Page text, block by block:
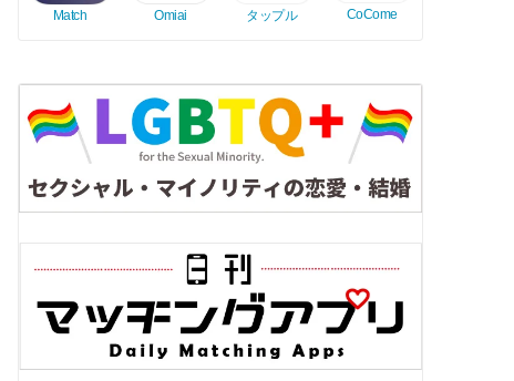
Match Omiai タップル CoCome